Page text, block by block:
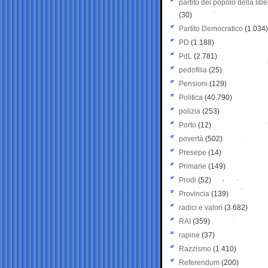
partito del popolo della
(30)
Partito Democratico (1.034)
PD (1.188)
PdL (2.781)
pedofilia (25)
Pensioni (129)
Politica (40.790)
polizia (253)
Porto (12)
povertà (502)
Presepe (14)
Primarie (149)
Prodi (52)
Provincia (139)
radici e valori (3.682)
RAI (359)
rapine (37)
Razzismo (1.410)
Referendum (200)